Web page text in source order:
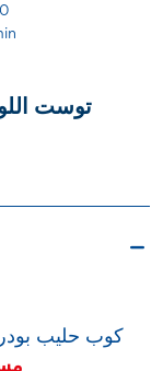
توست
2 كوب حليب